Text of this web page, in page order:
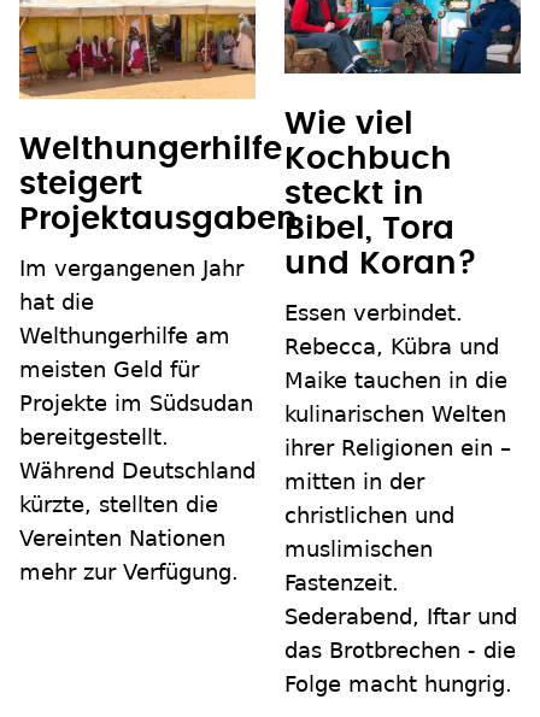
Welthungerhilfe
steigert
Projektausgaben
Im vergangenen Jahr
hat die
Welthungerhilfe am
meisten Geld für
Projekte im Südsudan
bereitgestellt.
Während Deutschland
kürzte, stellten die
Vereinten Nationen
mehr zur Verfügung.
Wie viel
Kochbuch
steckt in
Bibel, Tora
und Koran?
Essen verbindet.
Rebecca, Kübra und
Maike tauchen in die
kulinarischen Welten
ihrer Religionen ein –
mitten in der
christlichen und
muslimischen
Fastenzeit.
Sederabend, Iftar und
das Brotbrechen - die
Folge macht hungrig.